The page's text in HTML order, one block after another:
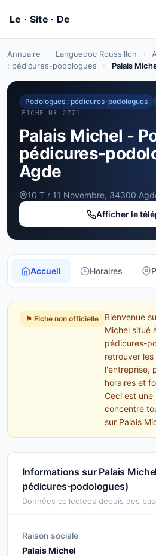
Annuaire › Languedoc Roussillon ›
: pédicures-podologues
› Palais
Podologues : pédicures-podologues
FICHE Nº 2771
Palais Michel -
pédicures-
Agde
10 T r 11 Novembre, 34300
Afficher le
Accueil Horaires
⚑ Fiche non officielle
Bienvenue
Michel situé
pédicures-
retrouver
l'entreprise,
horaires et
Ceci est
concentre
sur Palais
Informations sur Palais
pédicures-podologues)
Données collectées depuis des
Raison sociale
Palais Michel